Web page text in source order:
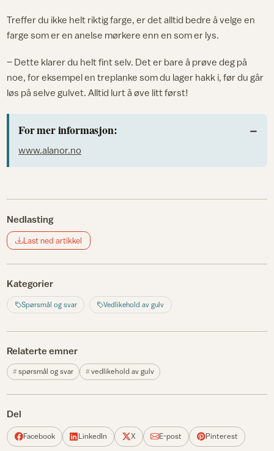
Treffer du ikke helt riktig farge, er det alltid bedre å velge en
farge som er en anelse mørkere enn en som er lys.
– Dette klarer du helt fint selv. Det er bare å prøve deg på
noe, for eksempel en treplanke som du lager hakk i, før du går
løs på selve gulvet. Alltid lurt å øve litt først!
For mer informasjon:
www.alanor.no
Nedlasting
Last ned artikkel
Kategorier
Spørsmål og svar Vedlikehold av gulv
Relaterte emner
spørsmål og svar vedlikehold av gulv
Del
Facebook LinkedIn X E-post Pinterest